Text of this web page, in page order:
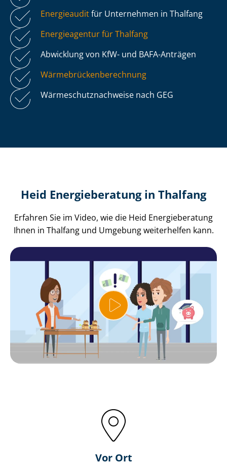
Energieauditfür Unternehmen in Thalfang
Energieagentur für Thalfang
Abwicklung von KfW- und BAFA-Anträgen
Wär­me­brü­cken­be­rech­nung
Wär­me­schutz­nach­wei­se nach GEG
Heid Energieberatung in Thalfang
Erfahren Sie im Video, wie die Heid Energieberatung
Ihnen in Thalfang und Umgebung weiterhelfen kann.
Vor Ort